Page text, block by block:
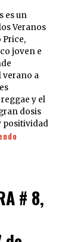
es un
Veranos
Price,
joven e
verano a
y el
dosis
positividad
# 8,